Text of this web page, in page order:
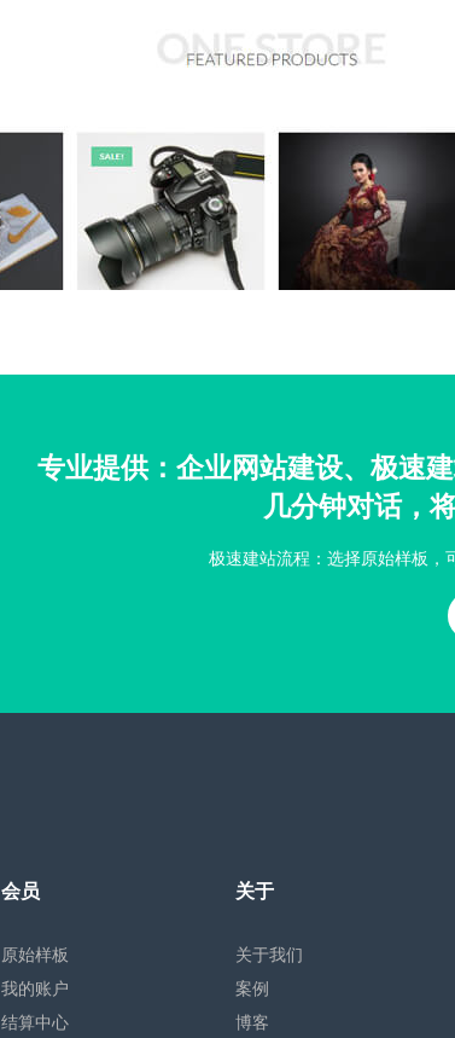
专业提供：企业网站建设、极速
几分钟对话，
极速建站流程：选择原始样板，
会员
原始样板
我的账户
结算中心
关于
关于我们
案例
博客